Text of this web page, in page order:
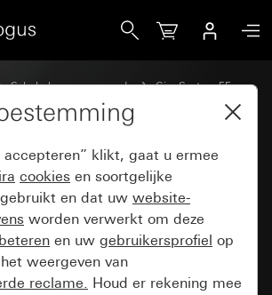
Schakelaarprogramma’s
Gira System 55
opzetstuk
accepteren” klikt, gaat u ermee
cookies en soortgelijke
en dat uw website-
worden verwerkt om deze
en uw gebruikersprofiel op
weergeven van
reclame. Houd er rekening mee